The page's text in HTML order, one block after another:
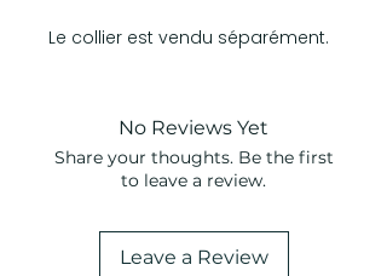
Le collier est vendu séparément.
No Reviews Yet
Share your thoughts. Be the first
to leave a review.
Leave a Review